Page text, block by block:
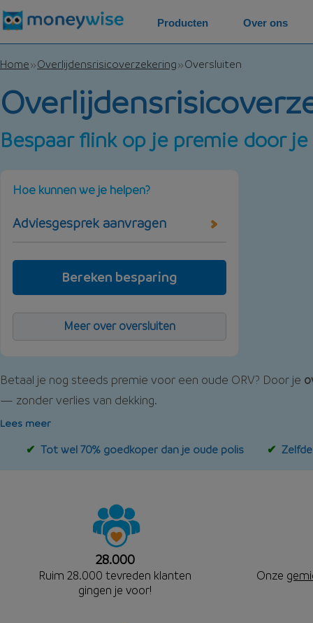
Home Overlijdensrisicoverzekering Oversluiten
Bespaar flink op je premie door
Betaal je nog steeds premie voor een oude ORV? Door je
— zonder verlies van dekking.
Lees meer
Tot wel 70% goedkoper dan je oude polis
Hoe kunnen we je helpen?
Adviesgesprek aanvragen
Bereken besparing
Meer over oversluiten
28.000
Ruim 28.000 tevreden klanten
gingen je voor!
Onze
Producten Over ons